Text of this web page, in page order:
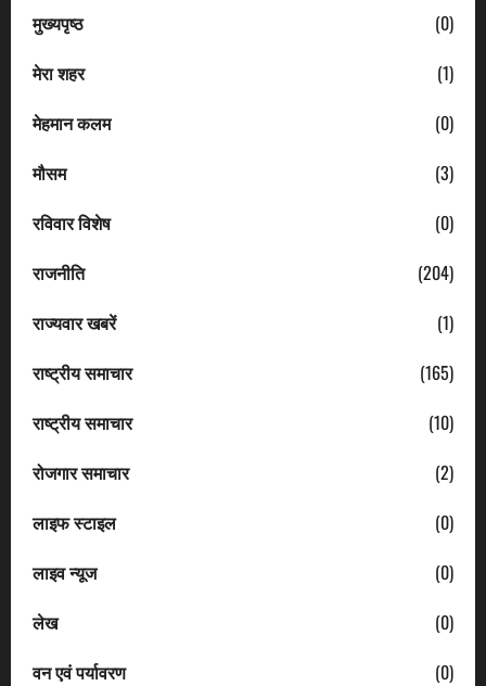
मुख्यपृष्ठ
(0)
मेरा शहर
(1)
मेहमान कलम
(0)
मौसम
(3)
रविवार विशेष
(0)
राजनीति
(204)
राज्यवार खबरें
(1)
राष्ट्रीय समाचार
(165)
राष्ट्रीय समाचार
(10)
रोजगार समाचार
(2)
लाइफ स्टाइल
(0)
लाइव न्यूज
(0)
लेख
(0)
वन एवं पर्यावरण
(0)